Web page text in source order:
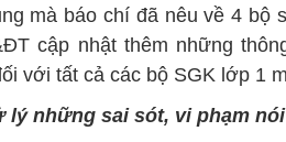
mà báo chí đã nêu về 4 bộ
cập nhật thêm những
với tất cả các bộ SGK lớp 1
lý những sai sót, vi phạm